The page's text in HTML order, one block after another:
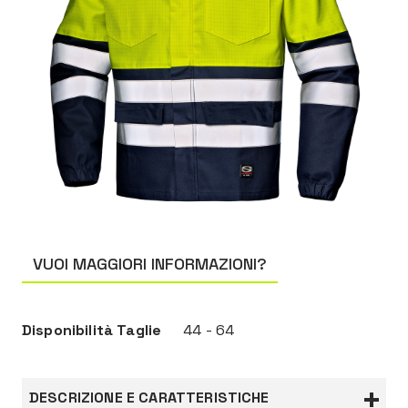
VUOI MAGGIORI INFORMAZIONI?
Disponibilità Taglie 44 - 64
DESCRIZIONE E CARATTERISTICHE